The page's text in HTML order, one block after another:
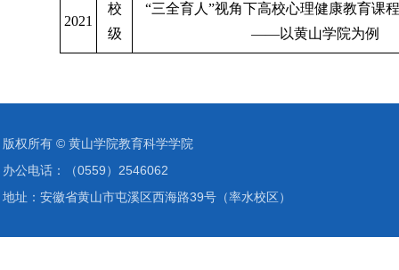
2021
校
级
“三全育人”视角下高校心理健康教育课
——以黄山学院为例
版权所有 ©️ 黄山学院教育科学学院
办公电话：（0559）2546062
地址：安徽省黄山市屯溪区西海路39号（率水校区）